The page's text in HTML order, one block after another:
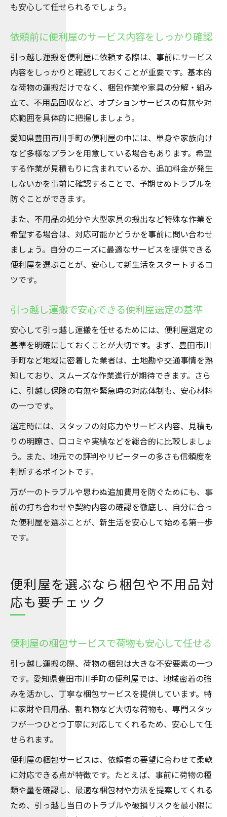
も安心して任せられるでしょう。
依頼前に便利屋のサービス内容をしっかり確認
引っ越し運搬を便利屋に依頼する際は、事前にサービス
内容をしっかりと確認しておくことが重要です。基本的
な荷物の運搬だけでなく、梱包作業や家具の分解・組み
立て、不用品回収など、オプションサービスの有無や対
応範囲を具体的に把握しましょう。
愛知県豊田市川手町の便利屋の中には、単身や家族向け
など多様なプランを用意している場合もあります。希望
する作業が見積もりに含まれているか、追加料金が発生
しないかを事前に確認することで、予期せぬトラブルを
防ぐことができます。
また、不用品の処分や大型家具の搬出など特殊な作業を
希望する場合は、対応可能かどうかを事前に問い合わせ
ましょう。自分のニーズに最適なサービスを提供できる
便利屋を選ぶことが、安心して新生活をスタートするコ
ツです。
引っ越し運搬で安心できる便利屋選定の基準
安心して引っ越し運搬を任せるためには、便利屋選定の
基準を明確にしておくことが大切です。まず、豊田市川
手町など地域に密着した業者は、土地勘や交通事情を熟
知しており、スムーズな作業進行が期待できます。さら
に、引越し保険の有無や緊急時の対応体制も、安心材料
の一つです。
選定時には、スタッフの対応力やサービス内容、見積も
りの明瞭さ、口コミや実績などを総合的に比較しましょ
う。また、地元での評判やリピーターの多さも信頼度を
判断するポイントです。
万が一のトラブルや思わぬ追加費用を防ぐためにも、事
前の打ち合わせや契約内容の確認を徹底し、自分に合っ
た便利屋を選ぶことが、新生活を安心して始める第一歩
です。
便利屋を選ぶなら梱包や不用品対
応も要チェック
便利屋の梱包サービスで荷物も安心して任せる
引っ越し運搬の際、荷物の梱包は大きな不安要素の一つ
です。愛知県豊田市川手町の便利屋では、地域密着の強
みを活かし、丁寧な梱包サービスを提供しています。特
に家財や日用品、割れ物など大切な荷物も、専門スタッ
フが一つひとつ丁寧に対応してくれるため、安心して任
せられます。
便利屋の梱包サービスは、依頼者の要望に合わせて柔軟
に対応できる点が特徴です。たとえば、事前に荷物の種
類や量を確認し、最適な梱包材や方法を提案してくれる
ため、引っ越し当日のトラブルや破損リスクを最小限に